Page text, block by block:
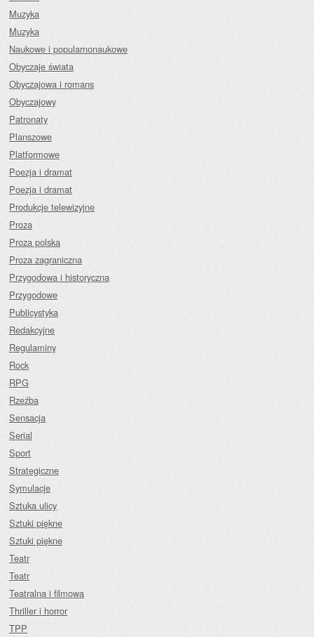
Muzyka
Muzyka
Naukowe i popularnonaukowe
Obyczaje świata
Obyczajowa i romans
Obyczajowy
Patronaty
Planszowe
Platformowe
Poezja i dramat
Poezja i dramat
Produkcje telewizyjne
Proza
Proza polska
Proza zagraniczna
Przygodowa i historyczna
Przygodowe
Publicystyka
Redakcyjne
Regulaminy
Rock
RPG
Rzeźba
Sensacja
Serial
Sport
Strategiczne
Symulacje
Sztuka ulicy
Sztuki piękne
Sztuki piękne
Teatr
Teatr
Teatralna i filmowa
Thriller i horror
TPP